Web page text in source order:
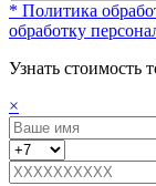
* Политика
обработку
Узнать стоимость
×